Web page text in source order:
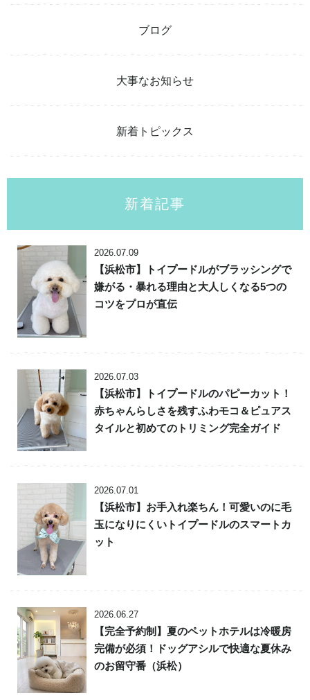
ブログ
大事なお知らせ
新着トピックス
新着記事
2026.07.09
【浜松市】トイプードルがブラッシングで
嫌がる・暴れる理由と大人しくなる5つの
コツをプロが直伝
2026.07.03
【浜松市】トイプードルのパピーカット！
赤ちゃんらしさを残すふわモコ＆ピュアス
タイルと初めてのトリミング完全ガイド
2026.07.01
【浜松市】お手入れ楽ちん！可愛いのに毛
玉になりにくいトイプードルのスマートカ
ット
2026.06.27
【完全予約制】夏のペットホテルは冷暖房
完備が必須！ドッグアシルで快適な夏休み
のお留守番（浜松）